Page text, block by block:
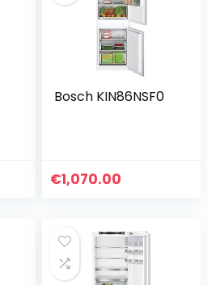
Bosch KIN86NSF0
€1,070.00